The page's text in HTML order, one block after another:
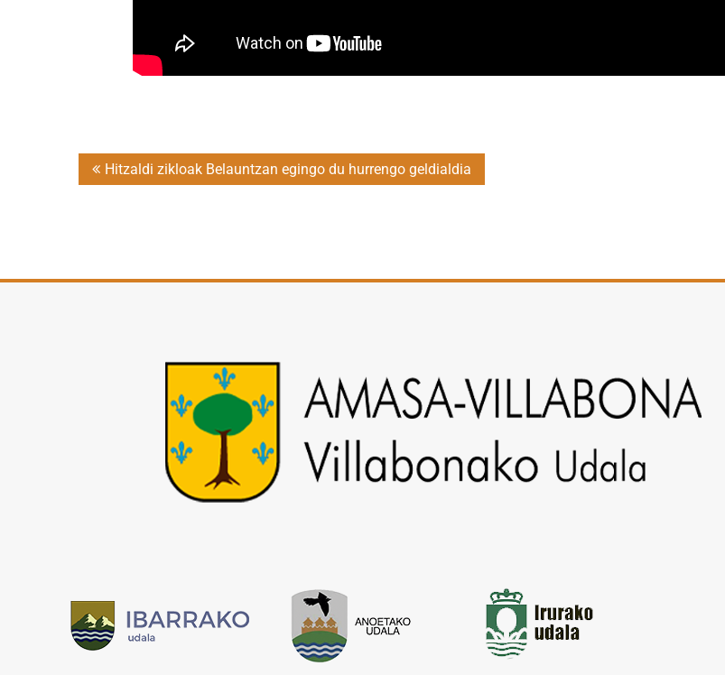
Post
navigation
Hitzaldi zikloak Belauntzan egingo du hurrengo geldialdia